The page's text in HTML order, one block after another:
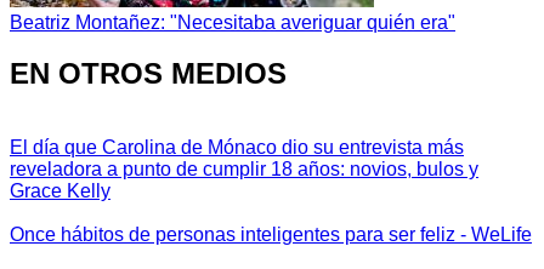
Beatriz Montañez: "Necesitaba averiguar quién era"
EN OTROS MEDIOS
El día que Carolina de Mónaco dio su entrevista más
reveladora a punto de cumplir 18 años: novios, bulos y
Grace Kelly
Once hábitos de personas inteligentes para ser feliz - WeLife